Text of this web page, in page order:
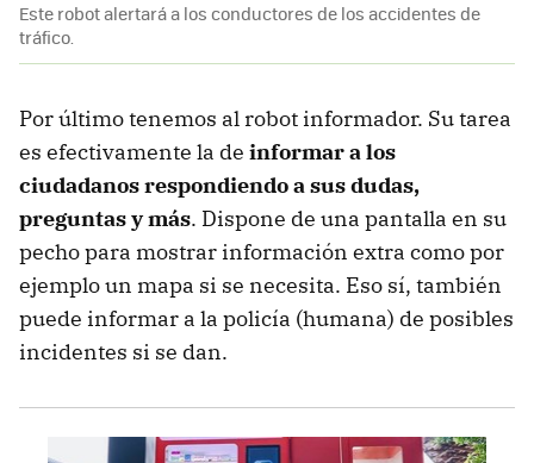
Este robot alertará a los conductores de los accidentes de
tráfico.
Por último tenemos al robot informador. Su tarea
es efectivamente la de informar a los
ciudadanos respondiendo a sus dudas,
preguntas y más. Dispone de una pantalla en su
pecho para mostrar información extra como por
ejemplo un mapa si se necesita. Eso sí, también
puede informar a la policía (humana) de posibles
incidentes si se dan.